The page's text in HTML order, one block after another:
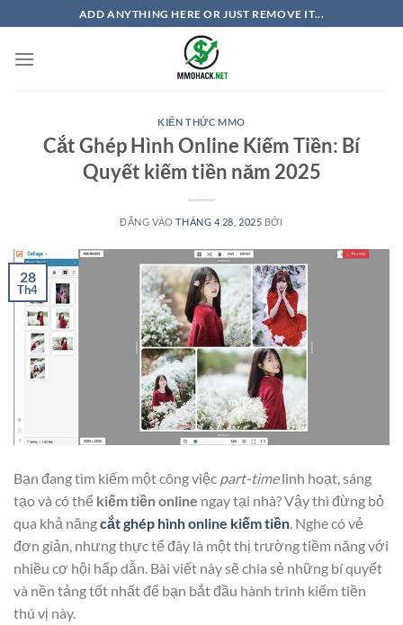
qua
nội
ADD ANYTHING HERE OR JUST REMOVE IT...
KIẾN THỨC MMO
Cắt Ghép Hình Online Kiếm Tiền: Bí
Quyết kiếm tiền năm 2025
ĐĂNG VÀOTHÁNG 4 28, 2025 BỞI
28
Th4
Bạn đang tìm kiếm một công việc part-timelinh hoạt, sáng
tạo và có thể kiếm tiền online ngay tại nhà? Vậy thì đừng bỏ
qua khả năngcắt ghép hình online kiếm tiền . Nghe có vẻ
đơn giản, nhưng thực tế đây là một thị trường tiềm năng với
nhiều cơ hội hấp dẫn. Bài viết này sẽ chia sẻ những bí quyết
và nền tảng tốt nhất để bạn bắt đầu hành trình kiếm tiền
thú vị này.